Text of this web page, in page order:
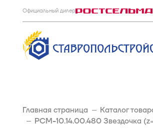
Официальный дилер
Главная страница Каталог
РСМ-10.14.00.480 Звездочка